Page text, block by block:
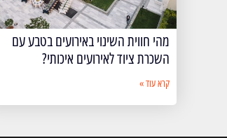
מהי חווית השינוי באירועים בטבע עם
השכרת ציוד לאירועים איכותי?
קרא עוד »